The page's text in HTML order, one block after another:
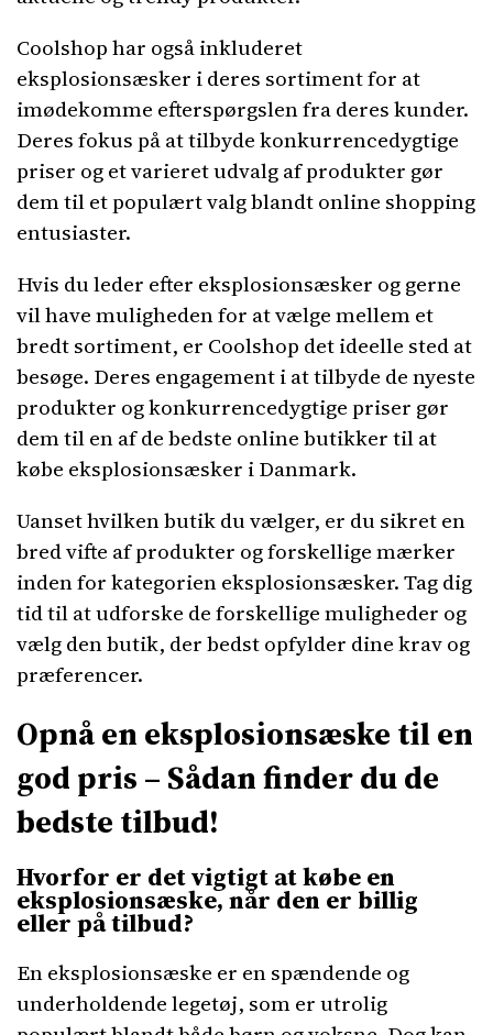
Coolshop har også inkluderet
eksplosionsæsker i deres sortiment for at
imødekomme efterspørgslen fra deres kunder.
Deres fokus på at tilbyde konkurrencedygtige
priser og et varieret udvalg af produkter gør
dem til et populært valg blandt online shopping
entusiaster.
Hvis du leder efter eksplosionsæsker og gerne
vil have muligheden for at vælge mellem et
bredt sortiment, er Coolshop det ideelle sted at
besøge. Deres engagement i at tilbyde de nyeste
produkter og konkurrencedygtige priser gør
dem til en af ​​de bedste online butikker til at
købe eksplosionsæsker i Danmark.
Uanset hvilken butik du vælger, er du sikret en
bred vifte af produkter og forskellige mærker
inden for kategorien eksplosionsæsker. Tag dig
tid til at udforske de forskellige muligheder og
vælg den butik, der bedst opfylder dine krav og
præferencer.
Opnå en eksplosionsæske til en
god pris – Sådan finder du de
bedste tilbud!
Hvorfor er det vigtigt at købe en
eksplosionsæske, når den er billig
eller på tilbud?
En eksplosionsæske er en spændende og
underholdende legetøj, som er utrolig